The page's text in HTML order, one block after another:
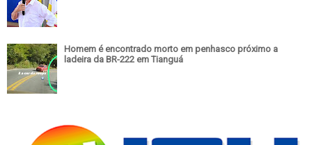
Homem é encontrado morto em penhasco próximo a
ladeira da BR-222 em Tianguá